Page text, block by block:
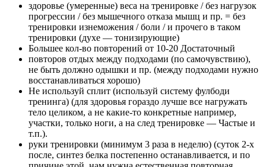
здоровье (умеренные) веса на тренировке / без нагрузок
прогрессии / без мышечного отказа мышц и пр. = без
тренировки изнеможения / боли / и прочего в таком
тренировки (духе — тонизирующие)
Большее кол-во повторений от 10-20 Достаточный
повторов отдых между подходами (по самочувствию),
не быть должно одышки и пр. (между подходами нужно
восстанавливаться хорошо)
Не используй сплит (используй систему фулбоди
тренинга) (для здоровья гораздо лучше все нагружать
тело целиком, а не какие-то конкретные например,
участки, только ноги, а на след тренировке — Частые и
т.п.).
руки тренировки (минимум 3 раза в неделю) (суток 2-х
после, синтез белка постепенно останавливается, и по